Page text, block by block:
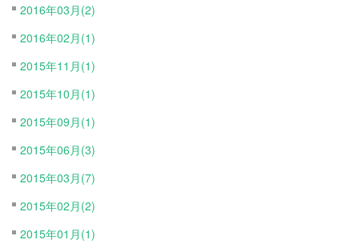
2016年03月(2)
2016年02月(1)
2015年11月(1)
2015年10月(1)
2015年09月(1)
2015年06月(3)
2015年03月(7)
2015年02月(2)
2015年01月(1)